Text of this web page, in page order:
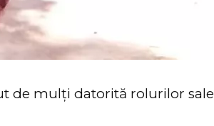
de mulți datorită rolurilor sale